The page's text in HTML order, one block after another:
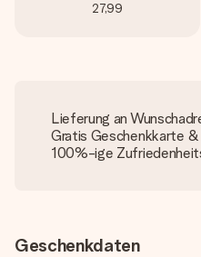
27,99
Lieferung an
Gratis Geschenkkarte
100%-ige
Geschenkdaten